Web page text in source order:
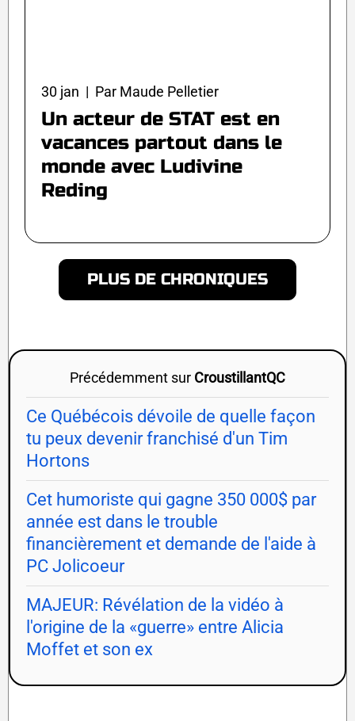
30 jan | Par Maude Pelletier
Un acteur de STAT est en
vacances partout dans le
monde avec Ludivine
Reding
PLUS DE CHRONIQUES
Précédemment sur CroustillantQC
Ce Québécois dévoile de quelle façon
tu peux devenir franchisé d'un Tim
Hortons
Cet humoriste qui gagne 350 000$ par
année est dans le trouble
financièrement et demande de l'aide à
PC Jolicoeur
MAJEUR: Révélation de la vidéo à
l'origine de la «guerre» entre Alicia
Moffet et son ex